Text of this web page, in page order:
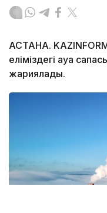
АСТАНА.
еліміздегі ауа
жариялады.